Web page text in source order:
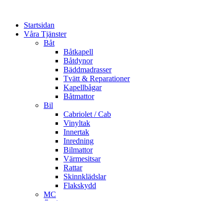
Startsidan
Våra Tjänster
Båt
Båtkapell
Båtdynor
Bäddmadrasser
Tvätt & Reparationer
Kapellbågar
Båtmattor
Bil
Cabriolet / Cab
Vinyltak
Innertak
Inredning
Bilmattor
Värmesitsar
Rattar
Skinnklädslar
Flakskydd
MC